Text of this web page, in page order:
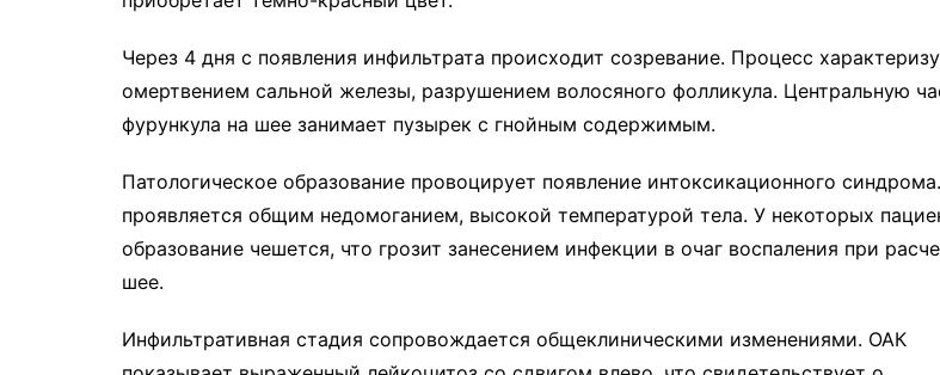
Через 4 дня с появления инфильтрата происходит созревание. Процесс
омертвением сальной железы, разрушением волосяного фолликула. Центральную
фурункула на шее занимает пузырек с гнойным содержимым.
Патологическое образование провоцирует появление интоксикационного
проявляется общим недомоганием, высокой температурой тела. У некоторых
образование чешется, что грозит занесением инфекции в очаг воспаления при
шее.
Инфильтративная стадия сопровождается общеклиническими изменениями. ОАК